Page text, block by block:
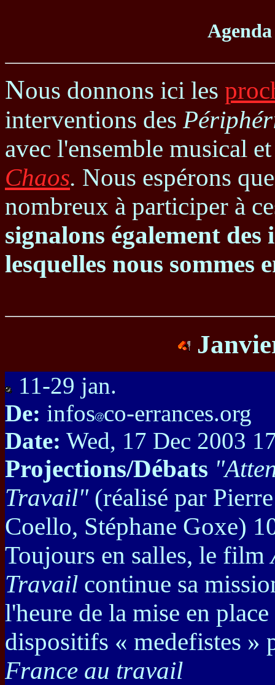
Agenda
Nous donnons ici les
interventions des
avec l'ensemble musical
Chaos. Nous espérons
nombreux à participer à
signalons également
lesquelles nous sommes
11-29 jan.
De: infos co-errances.org
Date: Wed, 17 Dec 2003
Projections/Débats
Travail"(réalisé par
Coello, Stéphane Goxe)
Toujours en salles, le film
Travail continue sa
l'heure de la mise en
dispositifs « medefistes »
France au travail